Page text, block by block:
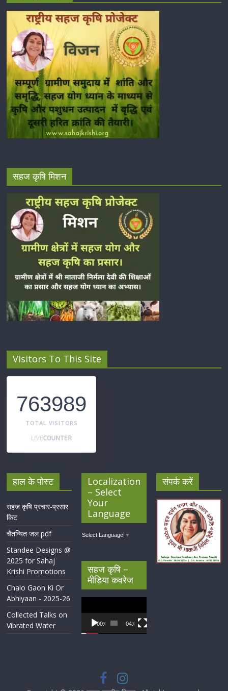
सहज कृषि मिशन
Visitors To This Site
763989
TOTAL VISITORS
हाल के पोस्ट
सहज कृषि प्रचार-प्रसार
किट
चैतन्यित जल pdf
Standee Designs @
2025 for Sahaj
Krishi Promotions
Chalo Gaon Ki Or
Abhiyaan - 2025-26
Collected Talks on
Vibrated Water
Localization
– Select
Your
Language
Select Language ▼
सहज कृषि –
मीडिया कवरेज
Player
00:00 04:07
संपर्क करें